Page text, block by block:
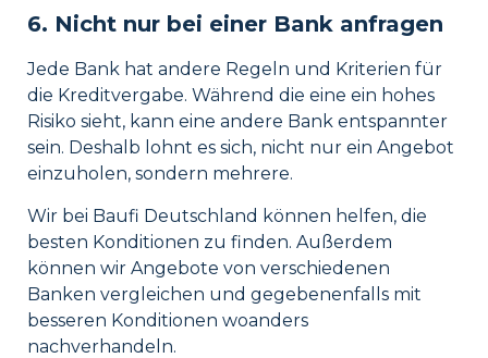
6. Nicht nur bei einer Bank anfragen
Jede Bank hat andere Regeln und Kriterien für
die Kreditvergabe. Während die eine ein hohes
Risiko sieht, kann eine andere Bank entspannter
sein. Deshalb lohnt es sich, nicht nur ein Angebot
einzuholen, sondern mehrere.
Wir bei Baufi Deutschland können helfen, die
besten Konditionen zu finden. Außerdem
können wir Angebote von verschiedenen
Banken vergleichen und gegebenenfalls mit
besseren Konditionen woanders
nachverhandeln.